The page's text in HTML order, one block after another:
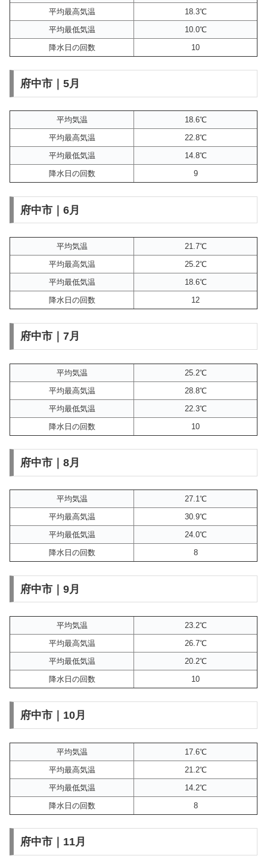
平均最高気温
18.3℃
平均最低気温
10.0℃
降水日の回数
10
府中市｜5月
平均気温
18.6℃
平均最高気温
22.8℃
平均最低気温
14.8℃
降水日の回数
9
府中市｜6月
平均気温
21.7℃
平均最高気温
25.2℃
平均最低気温
18.6℃
降水日の回数
12
府中市｜7月
平均気温
25.2℃
平均最高気温
28.8℃
平均最低気温
22.3℃
降水日の回数
10
府中市｜8月
平均気温
27.1℃
平均最高気温
30.9℃
平均最低気温
24.0℃
降水日の回数
8
府中市｜9月
平均気温
23.2℃
平均最高気温
26.7℃
平均最低気温
20.2℃
降水日の回数
10
府中市｜10月
平均気温
17.6℃
平均最高気温
21.2℃
平均最低気温
14.2℃
降水日の回数
8
府中市｜11月